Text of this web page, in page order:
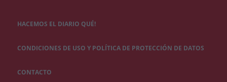
HACEMOS EL DIARIO QUÉ!
CONDICIONES DE USO Y POLÍTICA DE PROTECCIÓN DE DATOS
CONTACTO